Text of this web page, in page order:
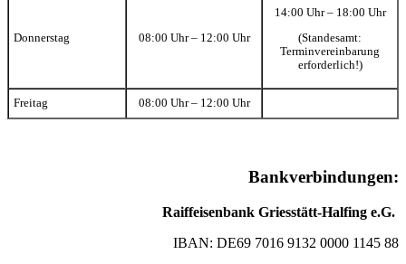
Donnerstag 08:00 Uhr – 12:00 Uhr
14:00 Uhr – 18:00 Uhr
(Standesamt:
Terminvereinbarung
erforderlich!)
Freitag 08:00 Uhr – 12:00 Uhr
Bankverbindungen:
Raiffeisenbank Griesstätt-Halfing e.G.
IBAN: DE69 7016 9132 0000 1145 88